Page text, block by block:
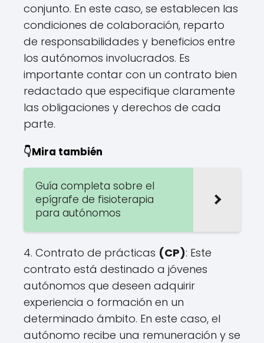
conjunto. En este caso, se establecen las
condiciones de colaboración, reparto
de responsabilidades y beneficios entre
los autónomos involucrados. Es
importante contar con un contrato bien
redactado que especifique claramente
las obligaciones y derechos de cada
parte.
👇Mira también
Guía completa sobre el
epígrafe de fisioterapia
para autónomos
4. Contrato de prácticas (CP): Este
contrato está destinado a jóvenes
autónomos que deseen adquirir
experiencia o formación en un
determinado ámbito. En este caso, el
autónomo recibe una remuneración y se